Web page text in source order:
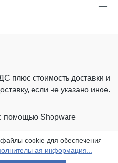
плюс стоимость доставки и
если не указано иное.
помощью Shopware
файлы cookie для обеспечения
информация...